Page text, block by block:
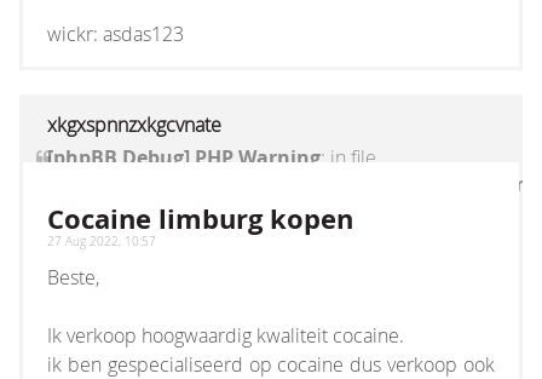
wickr: asdas123
xkgxspnnzxkgcvnate
[phpBB Debug] PHP Warning: in file
[ROOT]/vendor/twig/twig/lib/Twig/Extension/
on line1236 :count(): Parameter must be an
array or an object that implements Countable
Cocaine limburg kopen
27 Aug 2022, 10:57
Beste,
Ik verkoop hoogwaardig kwaliteit cocaine.
ik ben gespecialiseerd op cocaine dus verkoop ook